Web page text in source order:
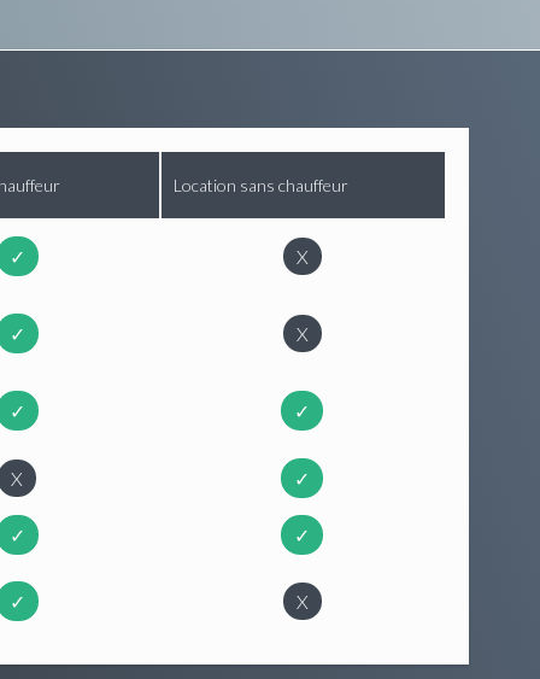
Location sans chauffeur
✓ X
✓ X
✓ ✓
X ✓
✓ ✓
✓ X